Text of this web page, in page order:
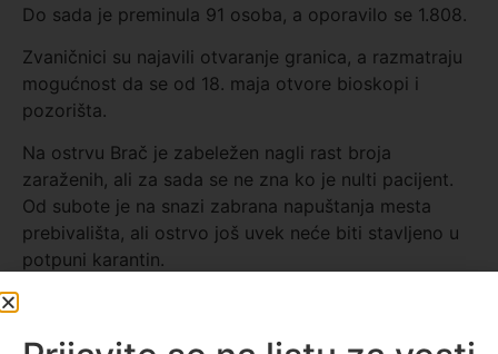
Do sada je preminula 91 osoba, a oporavilo se 1.808.
Zvaničnici su najavili otvaranje granica, a razmatraju
mogućnost da se od 18. maja otvore bioskopi i
pozorišta.
Na ostrvu Brač je zabeležen nagli rast broja
zaraženih, ali za sada se ne zna ko je nulti pacijent.
Od subote je na snazi zabrana napuštanja mesta
prebivališta, ali ostrvo još uvek neće biti stavljeno u
potpuni karantin.